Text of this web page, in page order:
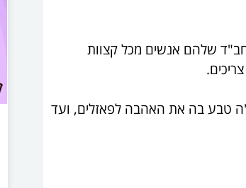
שלהם אנשים מכל קצוות
טבע בה את האהבה לפאזלים, ועד